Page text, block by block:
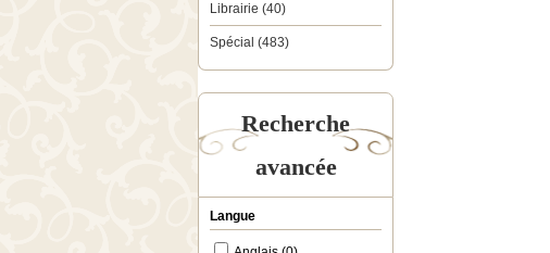
Librairie (40)
Spécial (483)
Recherche
avancée
Langue